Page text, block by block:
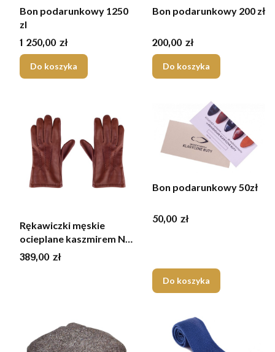
Bon podarunkowy 1250
zl
Cena
1 250,00 zł
Do koszyka
Bon podarunkowy 200 zł
Cena
200,00 zł
Do koszyka
Rękawiczki męskie
ocieplane kaszmirem N
J.brąz
Cena
389,00 zł
Bon podarunkowy 50zł
Cena
50,00 zł
Do koszyka